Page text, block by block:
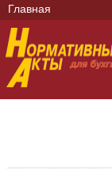
Главная